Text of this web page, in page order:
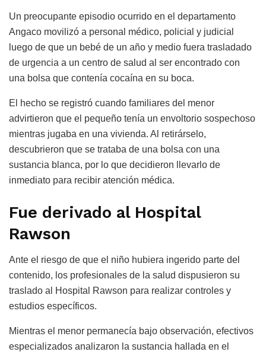
Un preocupante episodio ocurrido en el departamento
Angaco movilizó a personal médico, policial y judicial
luego de que un bebé de un año y medio fuera trasladado
de urgencia a un centro de salud al ser encontrado con
una bolsa que contenía cocaína en su boca.
El hecho se registró cuando familiares del menor
advirtieron que el pequeño tenía un envoltorio sospechoso
mientras jugaba en una vivienda. Al retirárselo,
descubrieron que se trataba de una bolsa con una
sustancia blanca, por lo que decidieron llevarlo de
inmediato para recibir atención médica.
Fue derivado al Hospital
Rawson
Ante el riesgo de que el niño hubiera ingerido parte del
contenido, los profesionales de la salud dispusieron su
traslado al Hospital Rawson para realizar controles y
estudios específicos.
Mientras el menor permanecía bajo observación, efectivos
especializados analizaron la sustancia hallada en el